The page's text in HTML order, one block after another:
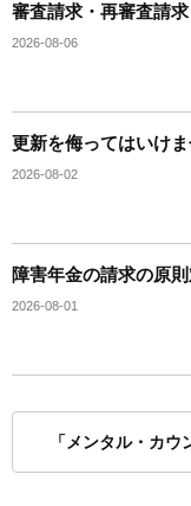
審査請求・再審査請求
2026-08-06
更新を侮ってはいけま
2026-08-02
障害年金の請求の原
2026-08-01
「メンタル・カ